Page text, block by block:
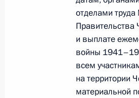
Республике
12 сентября 2011
Президент
взрывов в
отделами
и выплате
войны
всем
на территории
материальной